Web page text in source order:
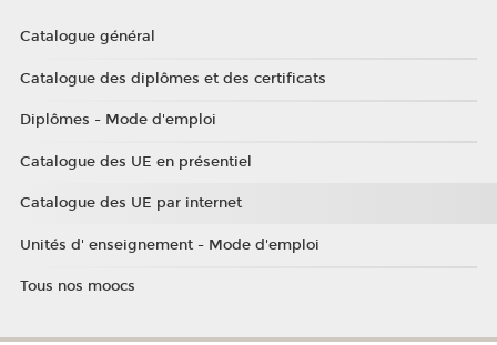
Catalogue général
Catalogue des diplômes et des certificats
Diplômes - Mode d'emploi
Catalogue des UE en présentiel
Catalogue des UE par internet
Unités d' enseignement - Mode d'emploi
Tous nos moocs